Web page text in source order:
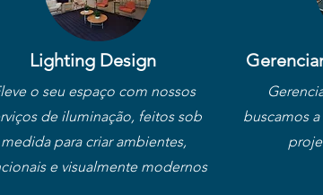
Lighting Design
o seu espaço com nossos
de iluminação, feitos sob
medida para criar ambientes,
e visualmente modernos
buscamos